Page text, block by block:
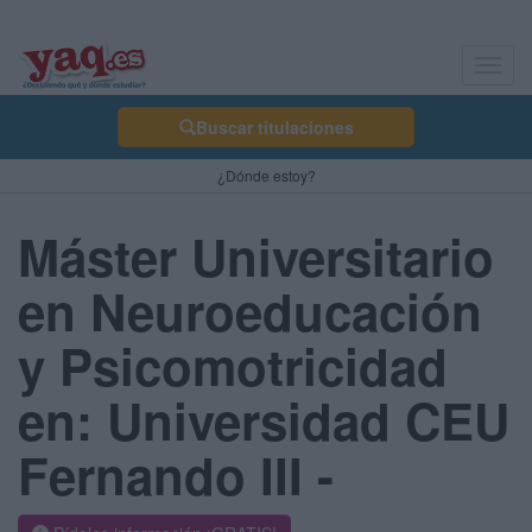
Buscar titulaciones
¿Dónde estoy?
Máster Universitario
en Neuroeducación
y Psicomotricidad
en: Universidad CEU
Fernando III -